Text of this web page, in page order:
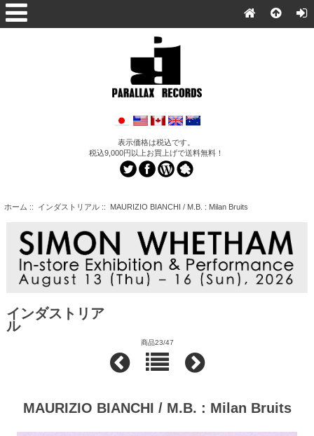
表示価格は税込です。
税込9,000円以上お買上げで送料無料！
ホーム :: インダストリアル:: MAURIZIO BIANCHI / M.B. : Milan Bruits
インダストリア
ル
商品23/47
MAURIZIO BIANCHI / M.B. : Milan Bruits